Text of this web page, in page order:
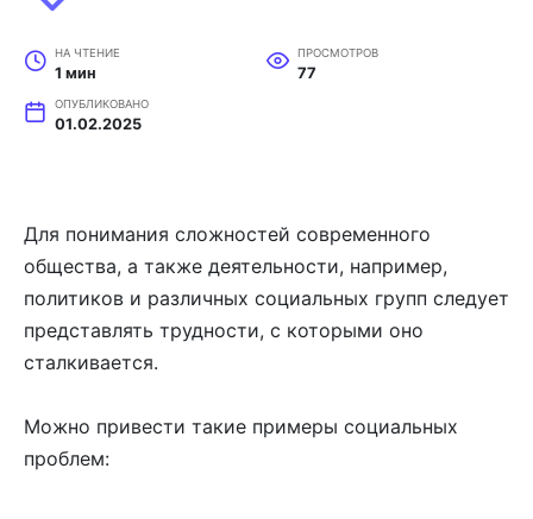
НА ЧТЕНИЕ
1 мин
ПРОСМОТРОВ
77
ОПУБЛИКОВАНО
01.02.2025
Для понимания сложностей современного
общества, а также деятельности, например,
политиков и различных социальных групп следует
представлять трудности, с которыми оно
сталкивается.
Можно привести такие примеры социальных
проблем: